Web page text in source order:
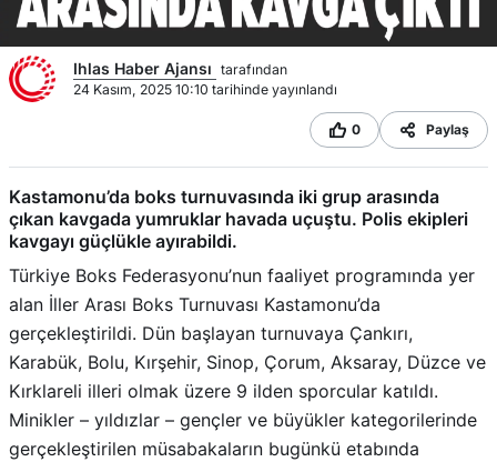
Ihlas Haber Ajansı tarafından
24 Kasım, 2025 10:10 tarihinde yayınlandı
0 Paylaş
Kastamonu’da boks turnuvasında iki grup arasında
çıkan kavgada yumruklar havada uçuştu. Polis ekipleri
kavgayı güçlükle ayırabildi.
Türkiye Boks Federasyonu’nun faaliyet programında yer
alan İller Arası Boks Turnuvası Kastamonu’da
gerçekleştirildi. Dün başlayan turnuvaya Çankırı,
Karabük, Bolu, Kırşehir, Sinop, Çorum, Aksaray, Düzce ve
Kırklareli illeri olmak üzere 9 ilden sporcular katıldı.
Minikler – yıldızlar – gençler ve büyükler kategorilerinde
gerçekleştirilen müsabakaların bugünkü etabında